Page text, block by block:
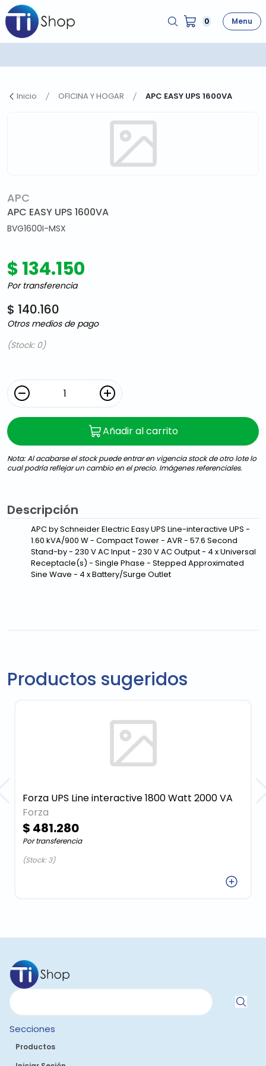
0 Menu
Inicio OFICINA Y HOGAR APC EASY UPS 1600VA
APC
APC EASY UPS 1600VA
BVG1600I-MSX
$ 134.150
Por transferencia
$ 140.160
Otros medios de pago
(Stock: 0)
Añadir al carrito
Nota: Al acabarse el stock puede entrar en vigencia stock de otro lote lo
cual podría reflejar un cambio en el precio. Imágenes referenciales.
Descripción
APC by Schneider Electric Easy UPS Line-interactive UPS -
1.60 kVA/900 W - Compact Tower - AVR - 57.6 Second
Stand-by - 230 V AC Input - 230 V AC Output - 4 x Universal
Receptacle(s) - Single Phase - Stepped Approximated
Sine Wave - 4 x Battery/Surge Outlet
Productos sugeridos
Forza UPS Line interactive 1800 Watt 2000 VA
Forza
$ 481.280
Por transferencia
(Stock: 3)
Secciones
Productos